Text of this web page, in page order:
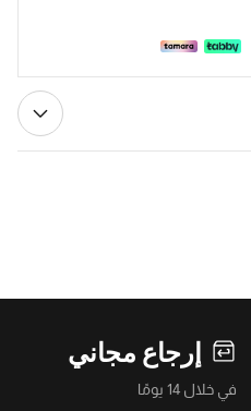
إرجاع مجاني
في خلال 14 يومًا